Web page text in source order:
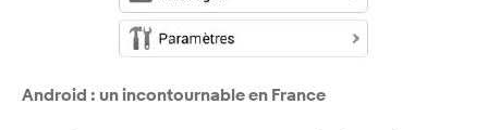
Android : un incontournable en France